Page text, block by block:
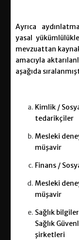
Ayrıca
yasal
mevzuattan
amacıyla
aşağıda
Kimlik /
tedarikçiler
Mesleki
müşavir
Finans /
Mesleki
müşavir
Sağlık
Sağlık
şirketleri